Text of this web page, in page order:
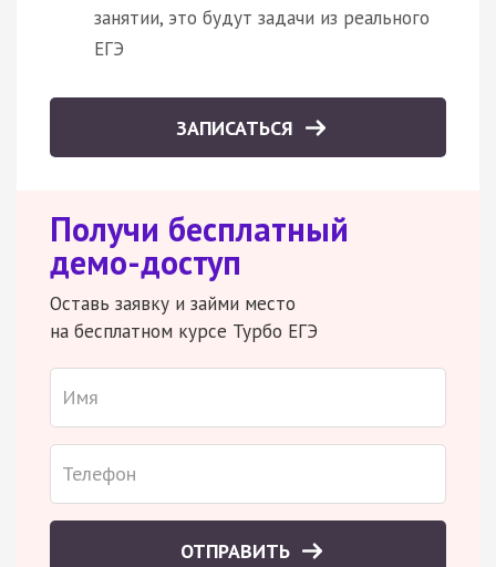
занятии, это будут задачи из реального
ЕГЭ
ЗАПИСАТЬСЯ
Получи бесплатный
демо-доступ
Оставь заявку и займи место
на бесплатном курсе Турбо ЕГЭ
ОТПРАВИТЬ